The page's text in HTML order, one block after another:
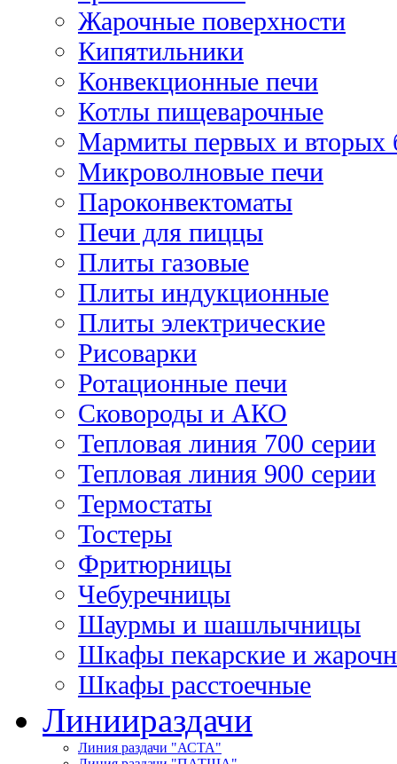
Жарочные поверхности
Кипятильники
Конвекционные печи
Котлы пищеварочные
Мармиты первых и вторых
Микроволновые печи
Пароконвектоматы
Печи для пиццы
Плиты газовые
Плиты индукционные
Плиты электрические
Рисоварки
Ротационные печи
Сковороды и АКО
Тепловая линия 700 серии
Тепловая линия 900 серии
Термостаты
Тостеры
Фритюрницы
Чебуречницы
Шаурмы и шашлычницы
Шкафы пекарские и
Шкафы расстоечные
Линиираздачи
Линия раздачи "АСТА"